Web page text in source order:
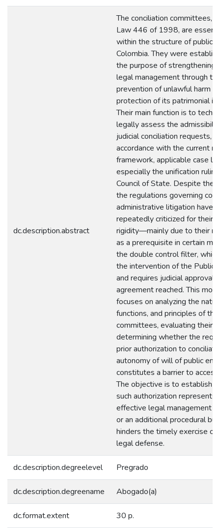
dc.description.abstract
The conciliation committees,
Law 446 of 1998, are
within the structure of public
Colombia. They were
the purpose of strengthening
legal management through
prevention of unlawful harm
protection of its patrimonial
Their main function is to
legally assess the
judicial conciliation requests, in
accordance with the current
framework, applicable case
especially the unification
Council of State. Despite
the regulations governing
administrative litigation have
repeatedly criticized for their
rigidity—mainly due to their
as a prerequisite in certain
the double control filter,
the intervention of the Public
and requires judicial approval
agreement reached. This
focuses on analyzing the
functions, and principles of
committees, evaluating their
determining whether the
prior authorization to
autonomy of will of public
constitutes a barrier to
The objective is to establish
such authorization represents
effective legal management
or an additional procedural
hinders the timely exercise of
legal defense.
dc.description.degreelevel Pregrado
dc.description.degreename Abogado(a)
dc.format.extent 30 p.